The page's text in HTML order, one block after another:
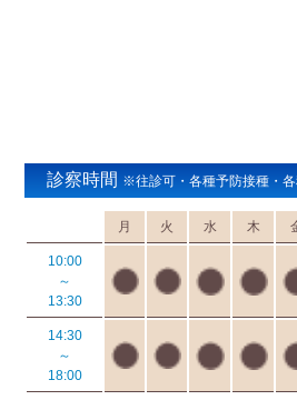
診察時間 ※往診可・各種予防接種・
月 火 水 木
10:00
～
13:30
14:30
～
18:00